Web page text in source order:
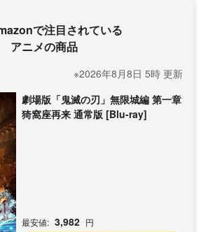
で注目されている
アニメの商品
※2026年8月8日 5時 更新
劇場版「鬼滅の刃」無限城編 第一章
猗窩座再来 通常版 [Blu-ray]
最安値: 3,982 円